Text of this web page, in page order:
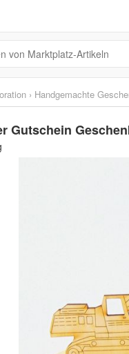
› Handgemachte
Gutschein